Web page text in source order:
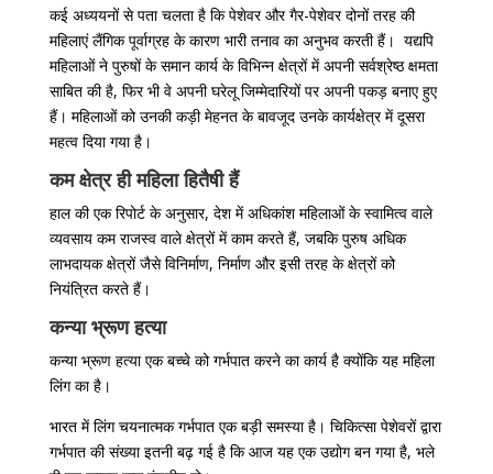
कई अध्ययनों से पता चलता है कि पेशेवर और गैर-पेशेवर दोनों तरह की
महिलाएं लैंगिक पूर्वाग्रह के कारण भारी तनाव का अनुभव करती हैं। यद्यपि
महिलाओं ने पुरुषों के समान कार्य के विभिन्न क्षेत्रों में अपनी सर्वश्रेष्ठ क्षमता
साबित की है, फिर भी वे अपनी घरेलू जिम्मेदारियों पर अपनी पकड़ बनाए हुए
हैं। महिलाओं को उनकी कड़ी मेहनत के बावजूद उनके कार्यक्षेत्र में दूसरा
महत्व दिया गया है।
कम क्षेत्र ही महिला हितैषी हैं
हाल की एक रिपोर्ट के अनुसार, देश में अधिकांश महिलाओं के स्वामित्व वाले
व्यवसाय कम राजस्व वाले क्षेत्रों में काम करते हैं, जबकि पुरुष अधिक
लाभदायक क्षेत्रों जैसे विनिर्माण, निर्माण और इसी तरह के क्षेत्रों को
नियंत्रित करते हैं।
कन्या भ्रूण हत्या
कन्या भ्रूण हत्या एक बच्चे को गर्भपात करने का कार्य है क्योंकि यह महिला
लिंग का है।
भारत में लिंग चयनात्मक गर्भपात एक बड़ी समस्या है। चिकित्सा पेशेवरों द्वारा
गर्भपात की संख्या इतनी बढ़ गई है कि आज यह एक उद्योग बन गया है, भले